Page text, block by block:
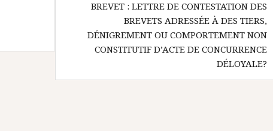
BREVET : LETTRE DE CONTESTATION DES
BREVETS ADRESSÉE À DES TIERS,
DÉNIGREMENT OU COMPORTEMENT NON
CONSTITUTIF D’ACTE DE CONCURRENCE
DÉLOYALE?